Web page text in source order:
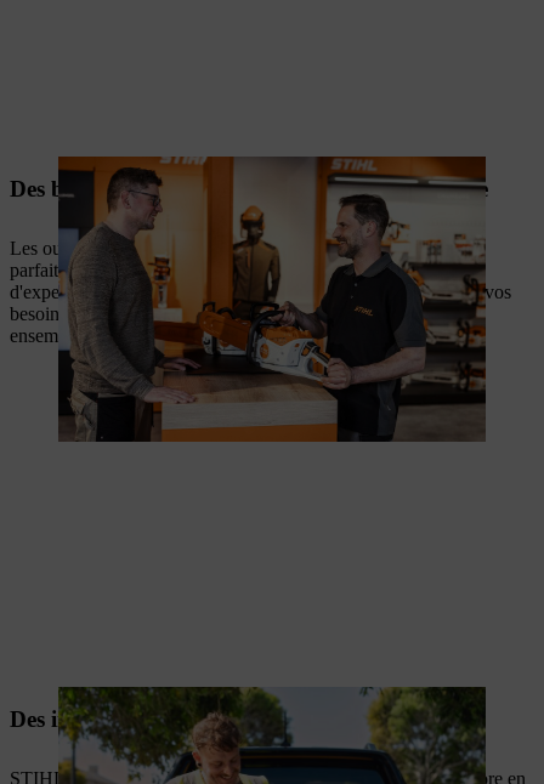
Des batteries conçues pour fonctionner ensemble
Les outils à batterie, les batteries et les chargeurs STIHL sont
parfaitement adaptés les uns aux autres. Grâce à des conseils
d'experts, vous identifiez plus facilement la solution adaptée à vos
besoins et bénéficiez d'équipements conçus pour fonctionner
ensemble de manière fiable.
Des innovations issues de l'expérience
STIHL connaît les exigences du travail professionnel et améliore en